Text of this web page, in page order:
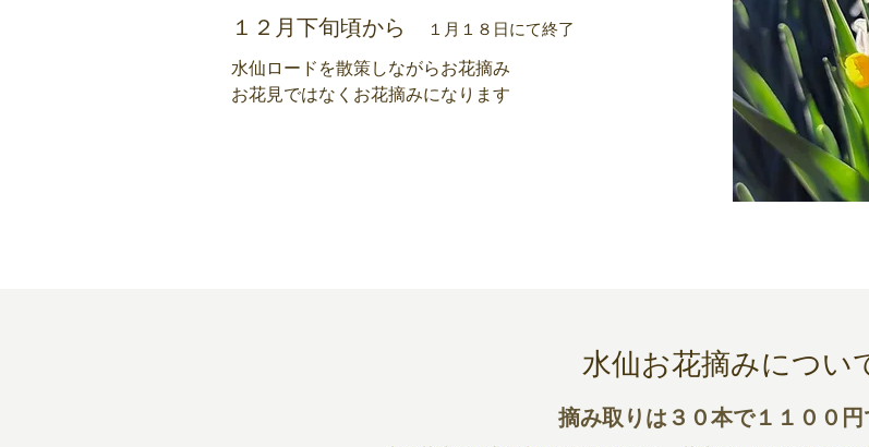
​​１２月下旬頃から １月１８日にて終了
​水仙ロードを散策しながらお花摘み
​お花見ではなくお花摘みになります
水仙お花摘みについ
摘み取りは３０本で１１００